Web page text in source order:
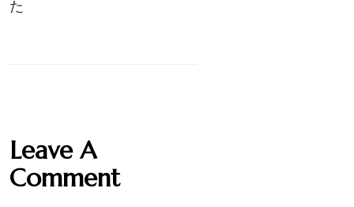
た
Leave A
Comment